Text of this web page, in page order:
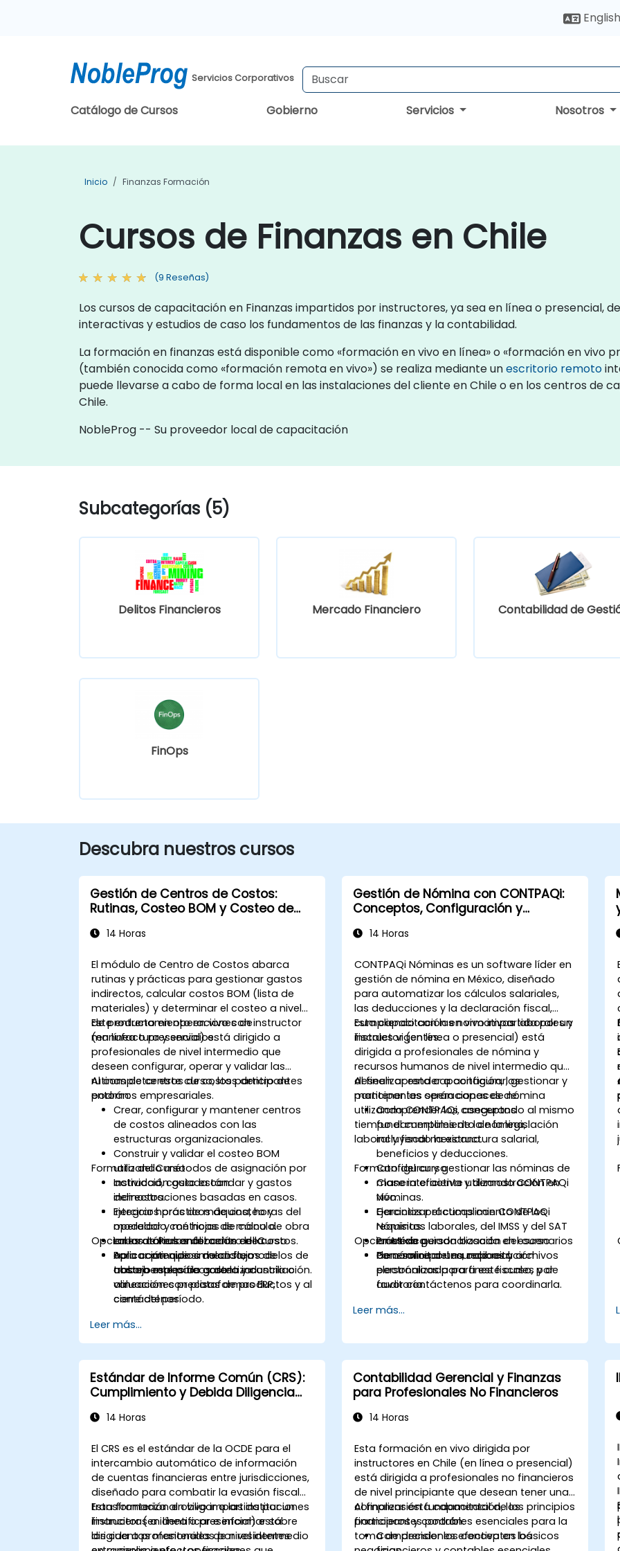
English
Servicios Corporativos
Catálogo de Cursos Gobierno Servicios Nosotros
Inicio Finanzas Formación
Cursos de Finanzas en Chile
(9 Reseñas)
Los cursos de capacitación en Finanzas impartidos por instructores, ya sea en línea o presencial,
interactivas y estudios de caso los fundamentos de las finanzas y la contabilidad.
La formación en finanzas está disponible como «formación en vivo en línea» o «formación en vivo
(también conocida como «formación remota en vivo») se realiza mediante unescritorio remoto
puede llevarse a cabo de forma local en las instalaciones del cliente en Chile o en los centros de
Chile.
NobleProg -- Su proveedor local de capacitación
Subcategorías (5)
Delitos Financieros Mercado Financiero Contabilidad de
FinOps
Descubra nuestros cursos
Gestión de Centros de Costos:
Rutinas, Costeo BOM y Costeo de
14 Horas
El módulo de Centro de Costos abarca
rutinas y prácticas para gestionar gastos
indirectos, calcular costos BOM (lista de
materiales) y determinar el costeo a nivel
de producto en operaciones de
manufactura y servicios.
Este entrenamiento en vivo con instructor
(en línea o presencial) está dirigido a
profesionales de nivel intermedio que
deseen configurar, operar y validar las
rutinas de centros de costos dentro de
entornos empresariales.
Al completar este curso, los participantes
podrán:
Crear, configurar y mantener centros
de costos alineados con las
estructuras organizacionales.
Construir y validar el costeo BOM
utilizando métodos de asignación por
actividad, costo estándar y gastos
indirectos.
Integrar horas de máquina, horas del
operador y métricas de mano de obra
en los cálculos del centro de costos.
Aplicar principios de costeo
absorbente para garantizar
valuaciones precisas de productos y al
cierre del período.
Formato del Curso
Instrucción guiada con
demostraciones basadas en casos.
Ejercicios prácticos de costeo y
modelado con hojas de cálculo.
Laboratorios enfocados en la
aplicación que simulan flujos de
trabajo reales de costeo y conciliación.
Opciones de Personalización del Curso
Para contenido a medida, modelos de
costeo específicos de la industria o
alineación con plataformas ERP,
contáctenos.
Leer más...
Gestión de Nómina con CONTPAQi:
Conceptos, Configuración y
14 Horas
CONTPAQi Nóminas es un software líder en
gestión de nómina en México, diseñado
para automatizar los cálculos salariales,
las deducciones y la declaración fiscal,
cumpliendo con las normativas laborales y
fiscales vigentes.
Esta capacitación en vivo impartida por un
instructor (en línea o presencial) está
dirigida a profesionales de nómina y
recursos humanos de nivel intermedio que
deseen aprender a configurar, gestionar y
mantener las operaciones de nómina
utilizando CONTPAQi, asegurando al mismo
tiempo el cumplimiento de la legislación
laboral y fiscal mexicana.
Al finalizar esta capacitación, los
participantes serán capaces de:
Comprender los conceptos
fundamentales de la nómina,
incluyendo la estructura salarial,
beneficios y deducciones.
Configurar y gestionar las nóminas de
manera eficiente utilizando CONTPAQi
Nóminas.
Garantizar el cumplimiento de los
requisitos laborales, del IMSS y del SAT
en México.
Generar reportes, recibos y archivos
electrónicos para fines fiscales y de
auditoría.
Formato del curso
Clase interactiva y demostración en
vivo.
Ejercicios prácticos con CONTPAQi
Nóminas.
Práctica guiada basada en escenarios
de nómina del mundo real.
Opciones de personalización del curso
Para solicitar una capacitación
personalizada para este curso, por
favor contáctenos para coordinarla.
Leer más...
Estándar de Informe Común (CRS):
Cumplimiento y Debida Diligencia
14 Horas
El CRS es el estándar de la OCDE para el
intercambio automático de información
de cuentas financieras entre jurisdicciones,
diseñado para combatir la evasión fiscal
transfronteriza al obligar a las instituciones
financieras a identificar e informar sobre
las cuentas mantenidas por residentes
Esta formación en vivo impartida por un
instructor (en línea o presencial) está
dirigida a profesionales de nivel intermedio
Contabilidad Gerencial y Finanzas
para Profesionales No Financieros
14 Horas
Esta formación en vivo dirigida por
instructores en Chile (en línea o presencial)
está dirigida a profesionales no financieros
de nivel principiante que desean tener una
comprensión fundamental de los principios
financieros y contables esenciales para la
toma de decisiones efectiva en los
Al finalizar esta capacitación, los
participantes podrán:
Comprender los conceptos básicos